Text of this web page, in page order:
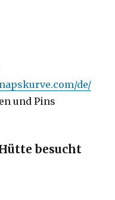
de/
und Pins
besucht